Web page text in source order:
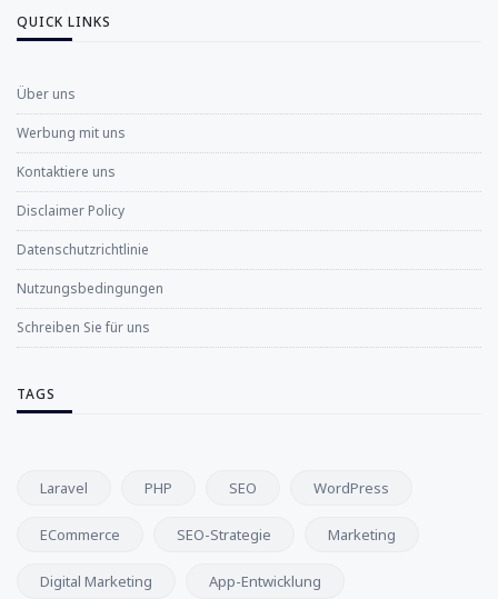
QUICK LINKS
Über uns
Werbung mit uns
Kontaktiere uns
Disclaimer Policy
Datenschutzrichtlinie
Nutzungsbedingungen
Schreiben Sie für uns
TAGS
Laravel PHP SEO WordPress
ECommerce SEO-Strategie Marketing
Digital Marketing App-Entwicklung